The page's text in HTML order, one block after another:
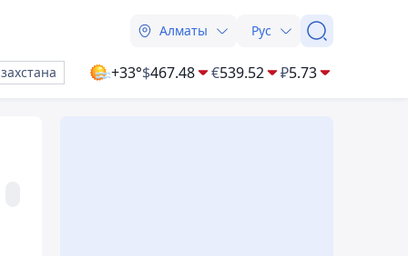
Алматы Рус
+33°$467.48 €539.52 ₽5.73